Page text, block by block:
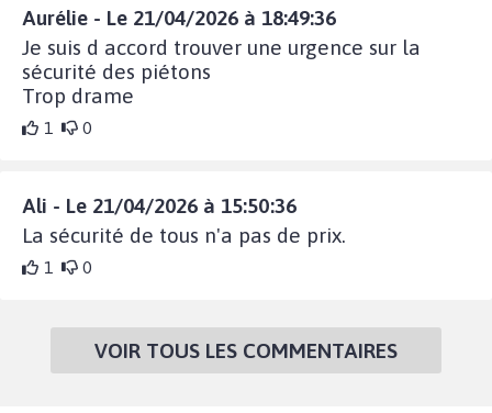
Aurélie - Le 21/04/2026 à 18:49:36
Je suis d accord trouver une urgence sur la
sécurité des piétons
Trop drame
1 0
Ali - Le 21/04/2026 à 15:50:36
La sécurité de tous n'a pas de prix.
1 0
VOIR TOUS LES COMMENTAIRES